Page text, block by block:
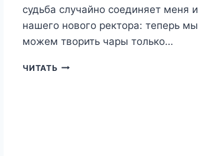
судьба случайно соединяет меня и
нашего нового ректора: теперь мы
можем творить чары только…
ЧИТАТЬ АСТРОЛОГИЯ